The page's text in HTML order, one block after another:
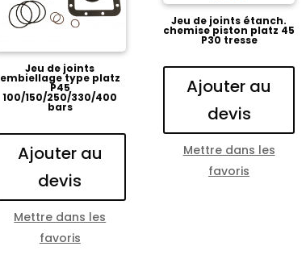
Jeu de joints
embiellage type platz
P45
100/150/250/330/400
bars
Ajouter au
devis
Mettre dans les
favoris
Jeu de joints étanch.
chemise piston platz 45
P30 tresse
Ajouter au
devis
Mettre dans les
favoris